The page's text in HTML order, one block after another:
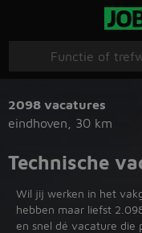
2098 vacatures
eindhoven
30 km
Technische
Wil jij werken in het
hebben maar liefst
en snel dé vacature die